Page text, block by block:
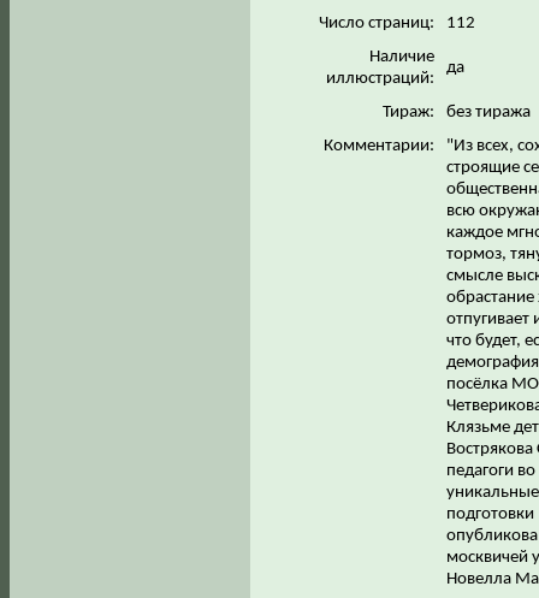
Число страниц:
112
Наличие
иллюстраций:
да
Тираж:
без тиража
Комментарии:
"Из всех,
строящие
всю
каждое
тормоз,
смысле
что будет,
посёлка
Клязьме
педагоги
москвичей
Новелла